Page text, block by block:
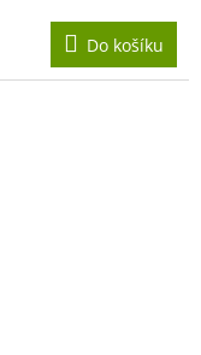
Do košíku